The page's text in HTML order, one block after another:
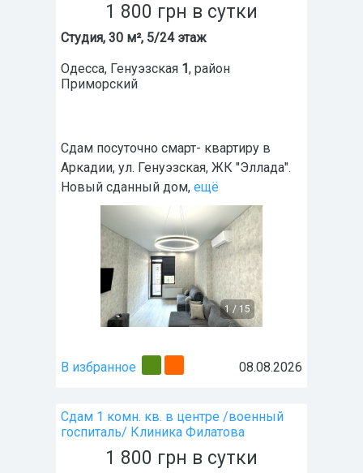
1 800 грн в сутки
Студия, 30 м², 5/24 этаж
Одесса, Генуэзская 1, район
Приморский
Сдам посуточно смарт- квартиру в
Аркадии, ул. Генуэзская, ЖК "Эллада".
Новый сданный дом, ещё
1 / 15
В избранное 08.08.2026
Сдам 1 комн. кв. в центре /военный
госпиталь/ Клиника Филатова
1 800 грн в сутки